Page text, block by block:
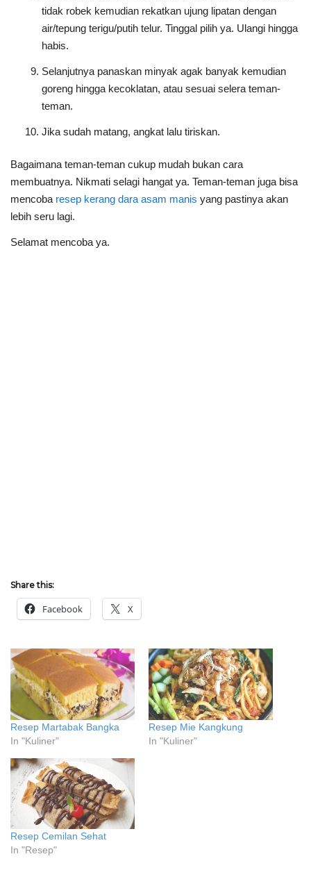
tidak robek kemudian rekatkan ujung lipatan dengan
air/tepung terigu/putih telur. Tinggal pilih ya. Ulangi hingga
habis.
Selanjutnya panaskan minyak agak banyak kemudian
goreng hingga kecoklatan, atau sesuai selera teman-
teman.
Jika sudah matang, angkat lalu tiriskan.
Bagaimana teman-teman cukup mudah bukan cara
membuatnya. Nikmati selagi hangat ya. Teman-teman juga bisa
mencoba resep kerang dara asam manis yang pastinya akan
lebih seru lagi.
Selamat mencoba ya.
Share this:
Facebook X
Resep Martabak Bangka
In "Kuliner"
Resep Mie Kangkung
In "Kuliner"
Resep Cemilan Sehat
In "Resep"